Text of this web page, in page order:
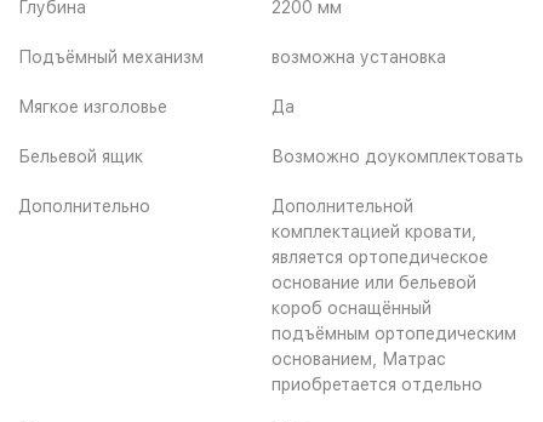
Глубина 2200 мм
Подъёмный механизм возможна установка
Мягкое изголовье Да
Бельевой ящик Возможно доукомплектовать
Дополнительно
Дополнительной
комплектацией кровати,
является ортопедическое
основание или бельевой
короб оснащённый
подъёмным ортопедическим
основанием, Матрас
приобретается отдельно